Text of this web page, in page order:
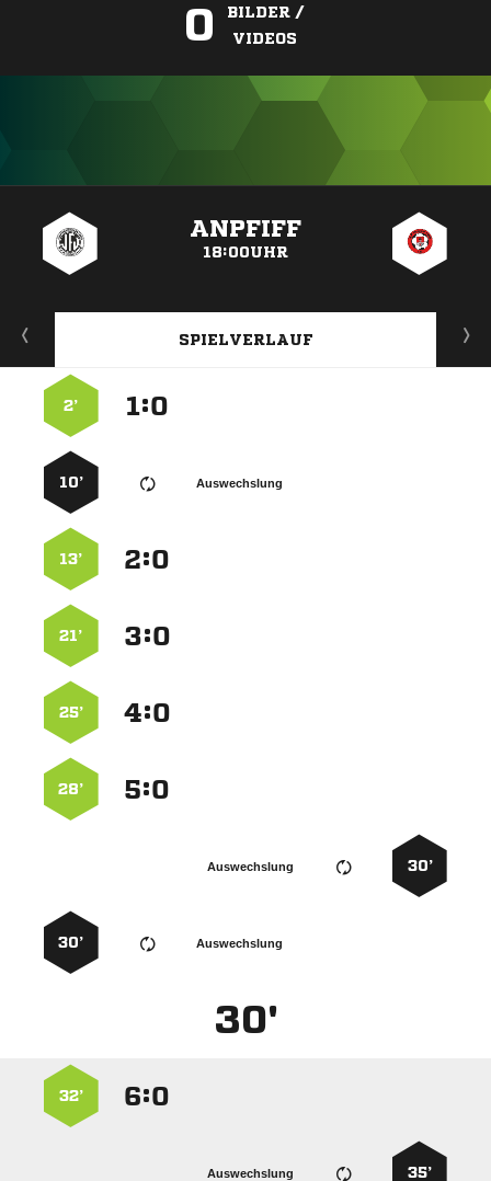
0
BILDER /
VIDEOS
ANPFIFF
18:00UHR
SPIELVERLAUF
:
2’
Auswechslung
10’
:
13’
:
21’
:
25’
:
28’
30’
Auswechslung
Auswechslung
30’
30'
:
32’
35’
Auswechslung